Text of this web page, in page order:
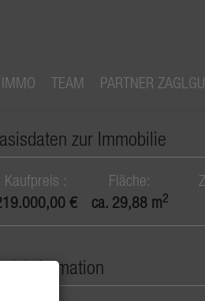
TEAM PARTNER
zur Immobilie
Kaufpreis
€
Fläche
ca. 29,88 m2